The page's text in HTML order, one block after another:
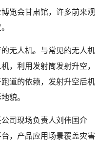
览会甘肃馆，许多前来观
无人机。与常见的无人机
，利用发射筒发射升空，
道的依赖，发射升空后机
貌。
司现场负责人刘伟国介
，产品应用场景覆盖灾害